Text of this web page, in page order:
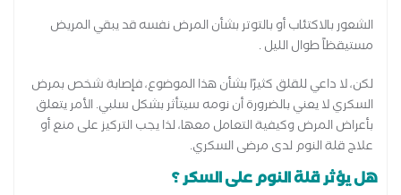
الشعور بالاكتئاب أو بالتوتر بشأن المرض نفسه قد يبقي المريض
مستيقظاً طوال الليل .
لكن، لا داعي للقلق كثيرًا بشأن هذا الموضوع، فإصابة شخص بمرض
السكري لا يعني بالضرورة أن نومه سيتأثر بشكل سلبي. الأمر يتعلق
بأعراض المرض وكيفية التعامل معها، لذا يجب التركيز على منع أو
علاج قلة النوم لدى مرضى السكري.
هل يؤثر قلة النوم على السكر ؟